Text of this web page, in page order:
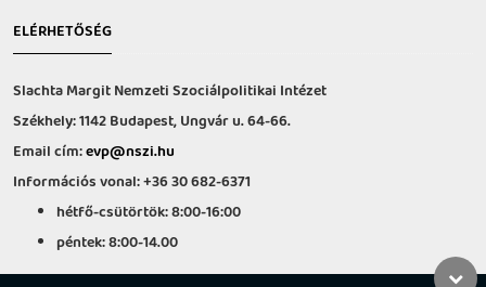
ELÉRHETŐSÉG
Slachta Margit Nemzeti Szociálpolitikai Intézet
Székhely: 1142 Budapest, Ungvár u. 64-66.
Email cím:evp@nszi.hu
Információs vonal: +36 30 682-6371
hétfő-csütörtök: 8:00-16:00
péntek: 8:00-14.00